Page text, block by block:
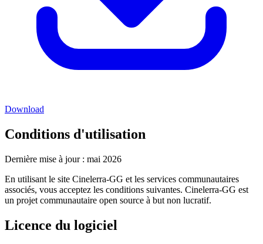
Download
Conditions d'utilisation
Dernière mise à jour : mai 2026
En utilisant le site Cinelerra-GG et les services communautaires
associés, vous acceptez les conditions suivantes. Cinelerra-GG est
un projet communautaire open source à but non lucratif.
Licence du logiciel